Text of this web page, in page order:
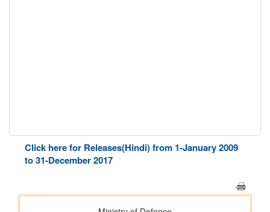
Click here for Releases(Hindi) from 1-January 2009
to 31-December 2017